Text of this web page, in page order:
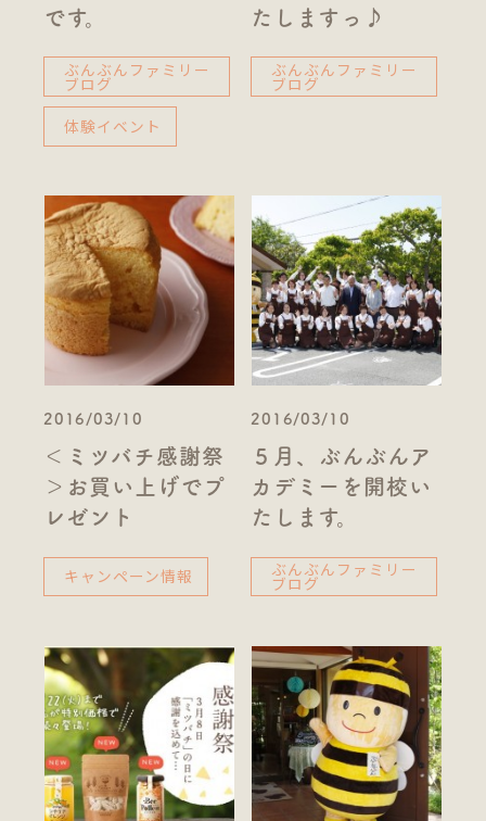
です。
ぶんぶんファミリー
ブログ
体験イベント
たしますっ♪
ぶんぶんファミリー
ブログ
2016/03/10
＜ミツバチ感謝祭
＞お買い上げでプ
レゼント
キャンペーン情報
2016/03/10
５月、ぶんぶんア
カデミーを開校い
たします。
ぶんぶんファミリー
ブログ